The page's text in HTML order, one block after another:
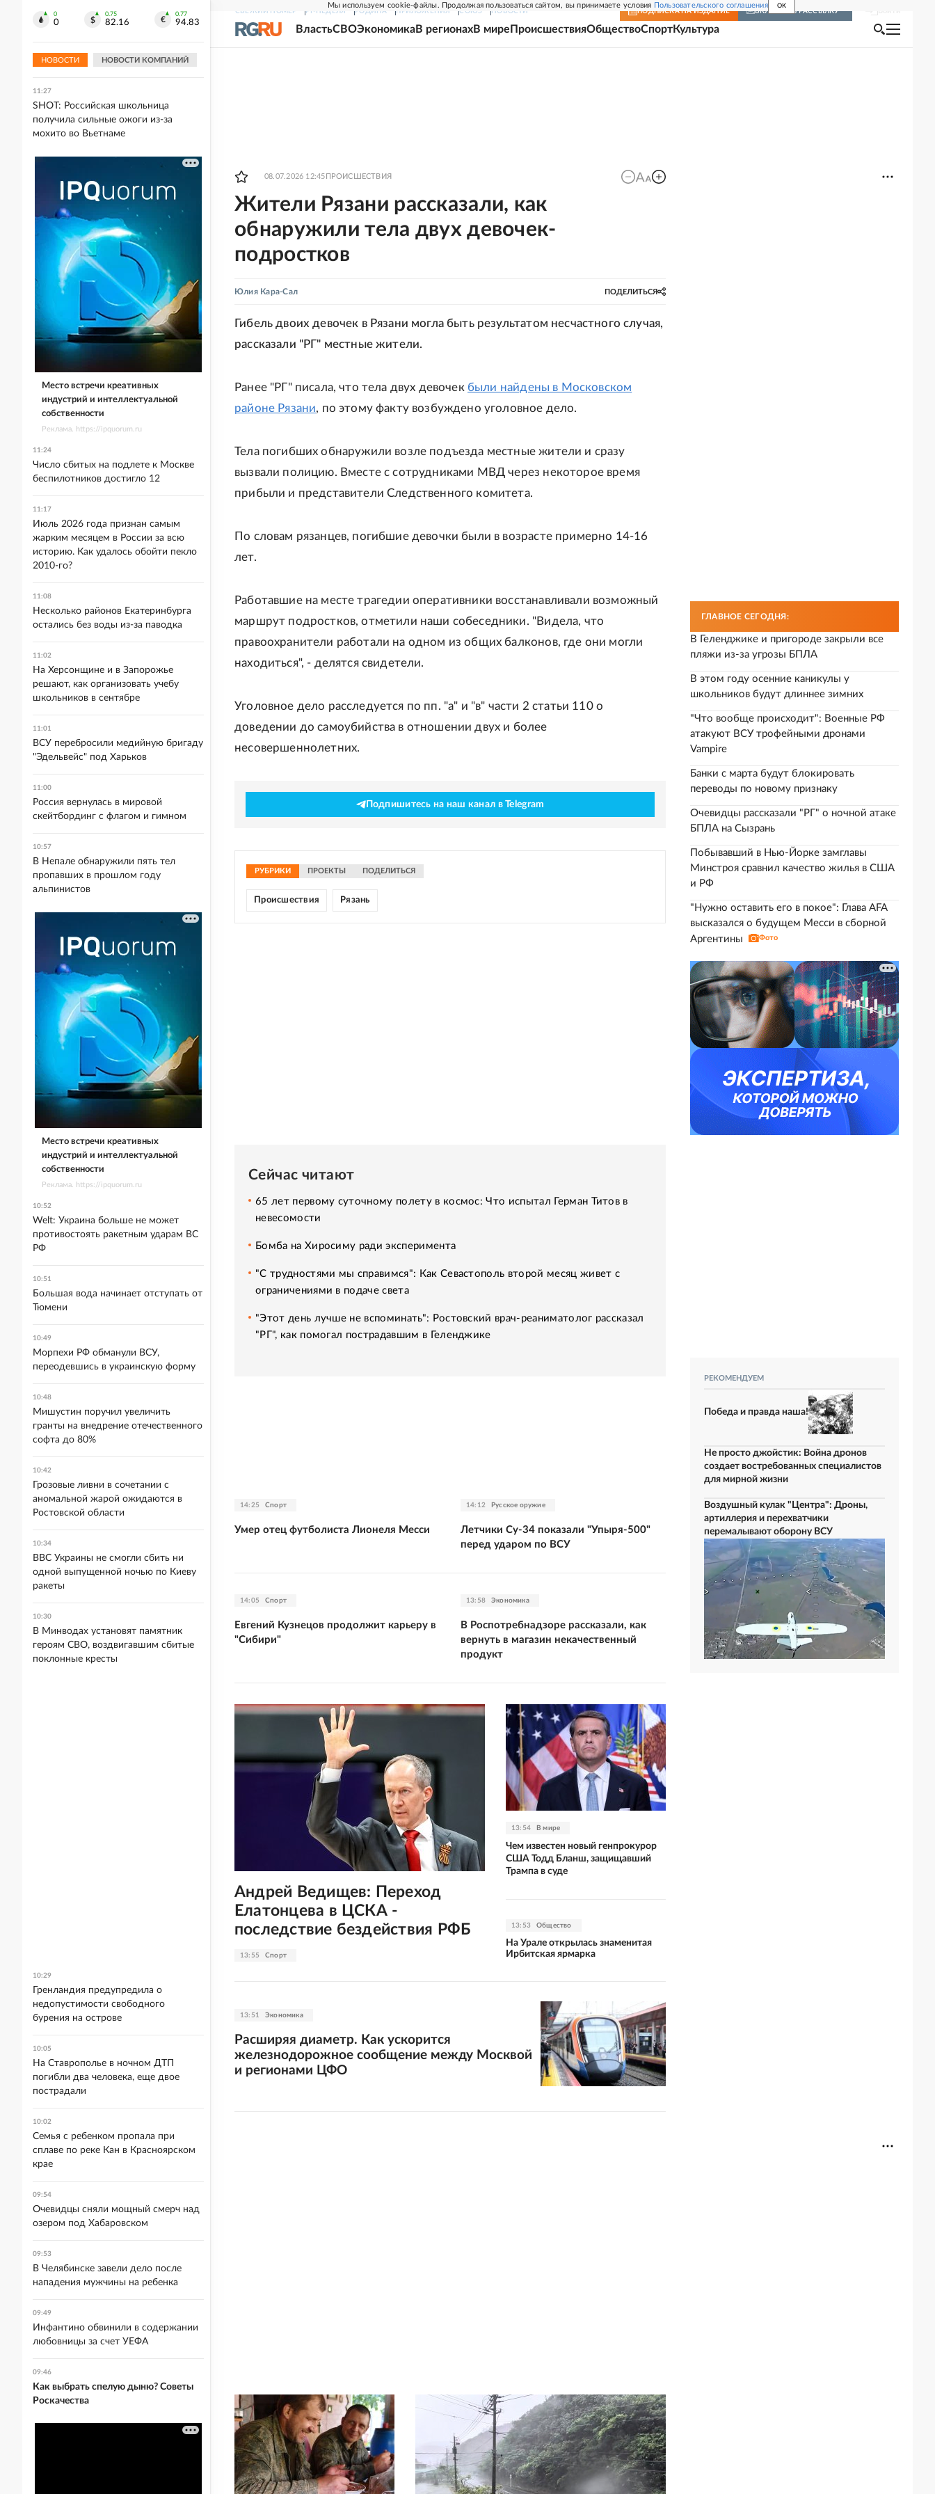
Мы используем cookie-файлы. Продолжая пользоваться сайтом, вы принимаете условия Пользовательского соглашения OK
СВЕЖИЙ НОМЕР РГ-НЕДЕЛЯ РОДИНА ПРИЛОЖЕНИЯ СОЮЗ НОВОСТИ ПОДПИСКА НА ИЗДАНИЕ ВКЛЮЧИТЬ РАССЫЛКУ
ВластьСВОЭкономикаВ регионахВ мире ПроисшествияОбществоСпортКультура
08.07.2026 12:45 ПРОИСШЕСТВИЯ
Жители Рязани рассказали, как
обнаружили тела двух девочек-
подростков
Юлия Кара-Сал ПОДЕЛИТЬСЯ
Гибель двоих девочек в Рязани могла быть результатом несчастного случая,
рассказали "РГ" местные жители.
Ранее "РГ" писала, что тела двух девочек были найдены в Московском
районе Рязани, по этому факту возбуждено уголовное дело.
Тела погибших обнаружили возле подъезда местные жители и сразу
вызвали полицию. Вместе с сотрудниками МВД через некоторое время
прибыли и представители Следственного комитета.
По словам рязанцев, погибшие девочки были в возрасте примерно 14-16
лет.
Работавшие на месте трагедии оперативники восстанавливали возможный
маршрут подростков, отметили наши собеседники. "Видела, что
правоохранители работали на одном из общих балконов, где они могли
находиться", - делятся свидетели.
Уголовное дело расследуется по пп. "а" и "в" части 2 статьи 110 о
доведении до самоубийства в отношении двух и более
несовершеннолетних.
Подпишитесь на наш канал в Telegram
РУБРИКИ ПРОЕКТЫ ПОДЕЛИТЬСЯ
Происшествия Рязань
Сейчас читают
65 лет первому суточному полету в космос: Что испытал Герман Титов в
невесомости
Бомба на Хиросиму ради эксперимента
"С трудностями мы справимся": Как Севастополь второй месяц живет с
ограничениями в подаче света
"Этот день лучше не вспоминать": Ростовский врач-реаниматолог рассказал
"РГ", как помогал пострадавшим в Геленджике
14:25 Спорт
Умер отец футболиста Лионеля Месси
14:12 Русское оружие
Летчики Су-34 показали "Упыря-500"
перед ударом по ВСУ
14:05 Спорт
Евгений Кузнецов продолжит карьеру в
"Сибири"
13:58 Экономика
В Роспотребнадзоре рассказали, как
вернуть в магазин некачественный
продукт
13:55 Спорт
Андрей Ведищев: Переход
Елатонцева в ЦСКА -
последствие бездействия РФБ
13:54 В мире
Чем известен новый генпрокурор
США Тодд Бланш, защищавший
Трампа в суде
13:53 Общество
На Урале открылась знаменитая
Ирбитская ярмарка
13:51 Экономика
Расширяя диаметр. Как ускорится
железнодорожное сообщение между Москвой
и регионами ЦФО
ГЛАВНОЕ СЕГОДНЯ:
В Геленджике и пригороде закрыли все
пляжи из-за угрозы БПЛА
В этом году осенние каникулы у
школьников будут длиннее зимних
"Что вообще происходит": Военные РФ
атакуют ВСУ трофейными дронами
Vampire
Банки с марта будут блокировать
переводы по новому признаку
Очевидцы рассказали "РГ" о ночной атаке
БПЛА на Сызрань
Побывавший в Нью-Йорке замглавы
Минстроя сравнил качество жилья в США
и РФ
"Нужно оставить его в покое": Глава AFA
высказался о будущем Месси в сборной
Аргентины
Фото
РЕКОМЕНДУЕМ
Победа и правда наша!
Не просто джойстик: Война дронов
создает востребованных специалистов
для мирной жизни
Воздушный кулак "Центра": Дроны,
артиллерия и перехватчики
перемалывают оборону ВСУ
0
0
0.75
82.16
0.77
94.83
НОВОСТИ НОВОСТИ КОМПАНИЙ
11:31
из-за жары
11:27
SHOT: Российская школьница
получила сильные ожоги из-за
мохито во Вьетнаме
Место встречи креативных
индустрий и интеллектуальной
собственности
Реклама. https://ipquorum.ru
11:24
Число сбитых на подлете к Москве
беспилотников достигло 12
11:17
Июль 2026 года признан самым
жарким месяцем в России за всю
историю. Как удалось обойти пекло
2010-го?
11:08
Несколько районов Екатеринбурга
остались без воды из-за паводка
11:02
На Херсонщине и в Запорожье
решают, как организовать учебу
школьников в сентябре
11:01
ВСУ перебросили медийную бригаду
"Эдельвейс" под Харьков
11:00
Россия вернулась в мировой
скейтбординг с флагом и гимном
10:57
В Непале обнаружили пять тел
пропавших в прошлом году
альпинистов
Место встречи креативных
индустрий и интеллектуальной
собственности
Реклама. https://ipquorum.ru
10:52
Welt: Украина больше не может
противостоять ракетным ударам ВС
РФ
10:51
Большая вода начинает отступать от
Тюмени
10:49
Морпехи РФ обманули ВСУ,
переодевшись в украинскую форму
10:48
Мишустин поручил увеличить
гранты на внедрение отечественного
софта до 80%
10:42
Грозовые ливни в сочетании с
аномальной жарой ожидаются в
Ростовской области
10:34
ВВС Украины не смогли сбить ни
одной выпущенной ночью по Киеву
ракеты
10:30
В Минводах установят памятник
героям СВО, воздвигавшим сбитые
поклонные кресты
10:29
Гренландия предупредила о
недопустимости свободного
бурения на острове
10:05
На Ставрополье в ночном ДТП
погибли два человека, еще двое
пострадали
10:02
Семья с ребенком пропала при
сплаве по реке Кан в Красноярском
крае
09:54
Очевидцы сняли мощный смерч над
озером под Хабаровском
09:53
В Челябинске завели дело после
нападения мужчины на ребенка
09:49
Инфантино обвинили в содержании
любовницы за счет УЕФА
09:46
Как выбрать спелую дыню? Советы
Роскачества